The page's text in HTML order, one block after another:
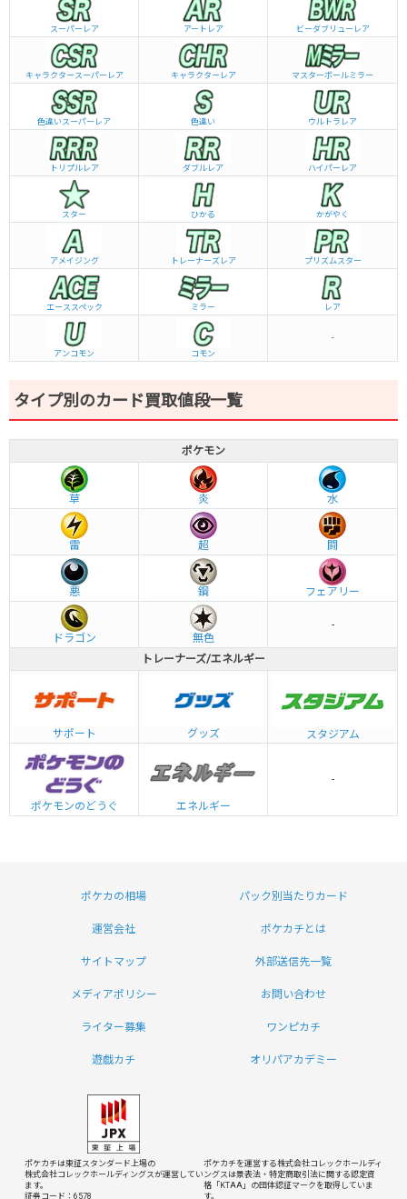
スーパーレア アートレア ビーダブリュー レア
キャラクタースーパーレア キャラクターレア マスターボールミラー
色違いスーパーレア 色違い ウルトラレア
トリプルレア ダブルレア ハイパーレア
スター ひかる かがやく
アメイジング トレーナーズレア プリズムスター
エーススペック ミラー レア
アンコモン コモン
-
タイプ別のカード買取値段一覧
ポケモン
草 炎 水
雷 超 闘
悪 鋼 フェアリー
ドラゴン 無色
-
トレーナーズ/エネルギー
サポート グッズ スタジアム
ポケモンのどうぐ エネルギー
-
ポケカの相場 パック別当たりカード
運営会社 ポケカチとは
サイトマップ 外部送信先一覧
メディアポリシー お問い合わせ
ライター募集 ワンピカチ
遊戯カチ オリパアカデミー
ポケカチは東証スタンダード上場の
株式会社コレックホールディングスが運営してい
ます。
証券コード：6578
ポケカチを運営する株式会社コレックホールディ
ングスは景表法・特定商取引法に関する認定資
格「KTAA」の団体認証マークを取得していま
す。